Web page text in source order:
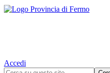
Accedi